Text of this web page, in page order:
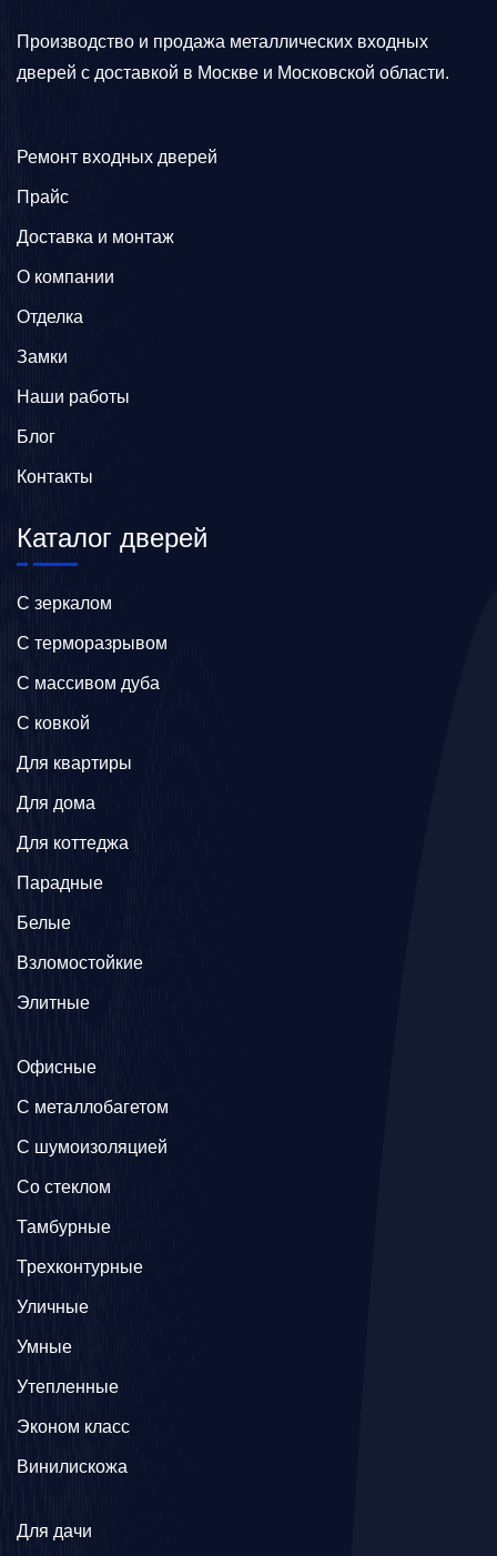
Производство и продажа металлических входных
дверей с доставкой в Москве и Московской области.
Ремонт входных дверей
Прайс
Доставка и монтаж
О компании
Отделка
Замки
Наши работы
Блог
Контакты
Каталог дверей
C зеркалом
C терморазрывом
C массивом дуба
C ковкой
Для квартиры
Для дома
Для коттеджа
Парадные
Белые
Взломостойкие
Элитные
Офисные
C металлобагетом
С шумоизоляцией
Со стеклом
Тамбурные
Трехконтурные
Уличные
Умные
Утепленные
Эконом класс
Винилискожа
Для дачи